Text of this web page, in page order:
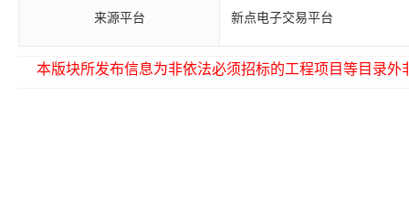
来源平台 新点电子交易平台
本版块所发布信息为非依法必须招标的工程项目等目录